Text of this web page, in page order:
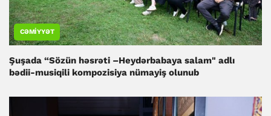
CƏMIYYƏT
Şuşada “Sözün həsrəti –Heydərbabaya salam" adlı
bədii-musiqili kompozisiya nümayiş olunub